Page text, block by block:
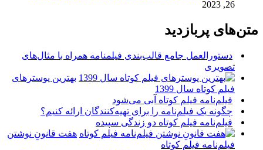
26, 2023
متن‌های پربازدید
دستورالعمل جامع قالب‌بندی فیلمنامه همراه با مثال‌های
تصویری
بهترین پوسترهای
فیلم کوتاه سال 1399
فیلم‌نامه فیلم کوتاه آبی می‌شود
چگونه یک فیلم‌نامه را برای تهیه‌کنندگان ارائه کنیم؟
فیلم‌نامه فیلم کوتاه دو زندگی سپیده
هفت قانونِ نوشتن
فیلم‌نامه فیلم کوتاه